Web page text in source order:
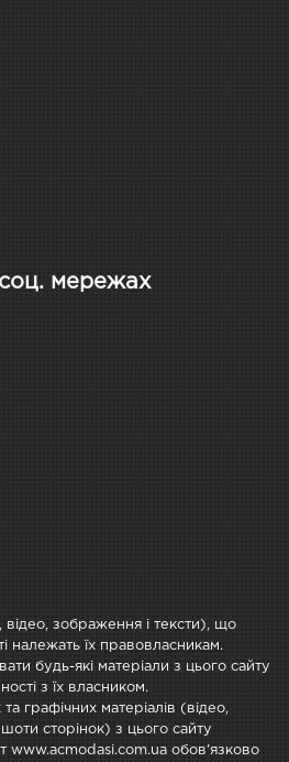
соц. мережах
відео, зображення і тексти), що
належать їх правовласникам.
будь-які матеріали з цього сайту
з їх власником.
графічних матеріалів (відео,
сторінок) з цього сайту
www.acmodasi.com.ua обов'язково